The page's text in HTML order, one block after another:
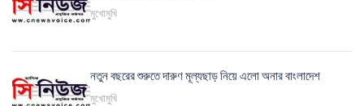
মুখোমুখি
নতুন বছরের শুরুতে দারুণ মূল্যছাড় নিয়ে এলো অনার বাংলাদেশ
মুখোমুখি